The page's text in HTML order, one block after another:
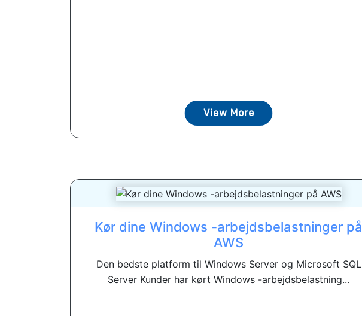
View More
Kør dine Windows -arbejdsbelastninger på
AWS
Den bedste platform til Windows Server og Microsoft SQL
Server Kunder har kørt Windows -arbejdsbelastning...